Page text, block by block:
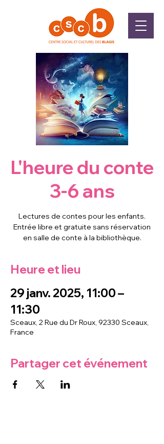
L'heure du conte
3-6 ans
Lectures de contes pour les enfants.
Entrée libre et gratuite sans réservation
en salle de conte à la bibliothèque.
Heure et lieu
29 janv. 2025, 11:00 –
11:30
Sceaux, 2 Rue du Dr Roux, 92330 Sceaux,
France
Partager cet événement